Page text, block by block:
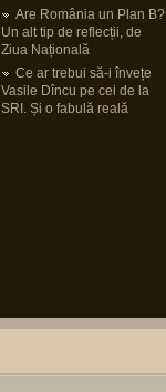
Are România un Plan B?
Un alt tip de reflecții, de
Ziua Națională
Ce ar trebui să-i învețe
Vasile Dîncu pe cei de la
SRI. Și o fabulă reală